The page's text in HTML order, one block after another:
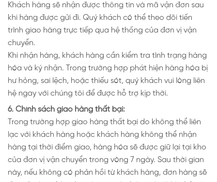
Khách hàng sẽ nhận được thông tin và mã vận đơn sau
khi hàng được gửi đi. Quý khách có thể theo dõi tiến
trình giao hàng trực tiếp qua hệ thống của đơn vị vận
chuyển.
Khi nhận hàng, khách hàng cần kiểm tra tình trạng hàng
hóa và ký nhận. Trong trường hợp phát hiện hàng hóa bị
hư hỏng, sai lệch, hoặc thiếu sót, quý khách vui lòng liên
hệ ngay với chúng tôi để được hỗ trợ kịp thời.
6. Chính sách giao hàng thất bại:
Trong trường hợp giao hàng thất bại do không thể liên
lạc với khách hàng hoặc khách hàng không thể nhận
hàng tại thời điểm giao, hàng hóa sẽ được giữ lại tại kho
của đơn vị vận chuyển trong vòng 7 ngày. Sau thời gian
này, nếu không có phản hồi từ khách hàng, đơn hàng sẽ